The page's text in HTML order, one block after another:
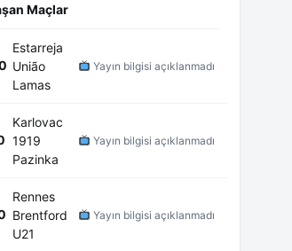
Maçlar
Estarreja
União
Lamas
Yayın bilgisi açıklanmadı
Karlovac
1919
Pazinka
Yayın bilgisi açıklanmadı
Rennes
Brentford
U21
Yayın bilgisi açıklanmadı